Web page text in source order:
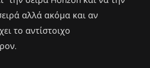
αλλά ακόμα και αν
το αντίστοιχο